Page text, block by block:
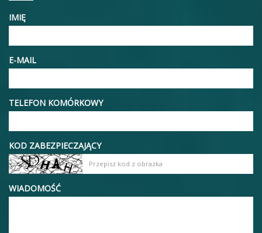
IMIĘ
E-MAIL
TELEFON KOMÓRKOWY
KOD ZABEZPIECZAJĄCY
WIADOMOŚĆ